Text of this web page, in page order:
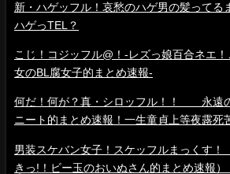
新・ハゲッフル！哀愁のハゲ男の髪ってる
ハゲっTEL？
こじ！コジッフル@！-レズっ娘百合ネエ
女のBL腐女子的まとめ速報-
何だ！何が？真・シロッフル！！ 永遠
ニート的まとめ速報！一生童貞上等夜露死
男装スケバン女子！スケッフルまっくす！
きっ!！ビー玉のおいぬさん的まとめ速報